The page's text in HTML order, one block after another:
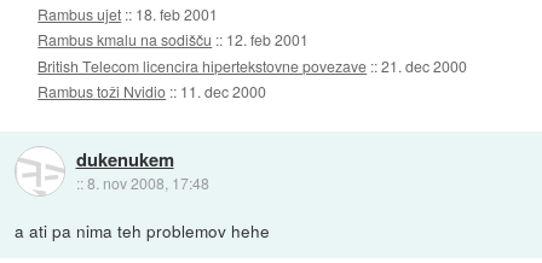
Rambus ujet :: 18. feb 2001
Rambus kmalu na sodišču :: 12. feb 2001
British Telecom licencira hipertekstovne povezave ::21. dec 2000
Rambus toži Nvidio :: 11. dec 2000
dukenukem
::8. nov 2008, 17:48
a ati pa nima teh problemov hehe